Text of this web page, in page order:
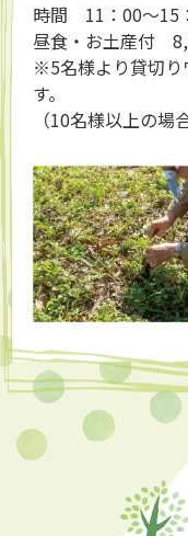
時間 11：00～15
昼食・お土産付
※5名様より貸切り
す。
（10名様以上の場